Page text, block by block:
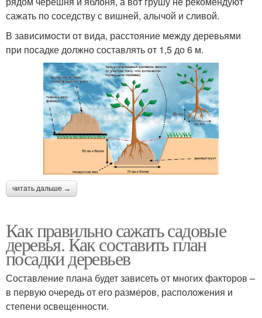
сажать по соседству с вишней, алычой и сливой.
В зависимости от вида, расстояние между деревьями
при посадке должно составлять от 1,5 до 6 м.
читать дальше →
Как правильно сажать садовые
деревья. Как составить план
посадки деревьев
Составление плана будет зависеть от многих факторов –
в первую очередь от его размеров, расположения и
степени освещенности.